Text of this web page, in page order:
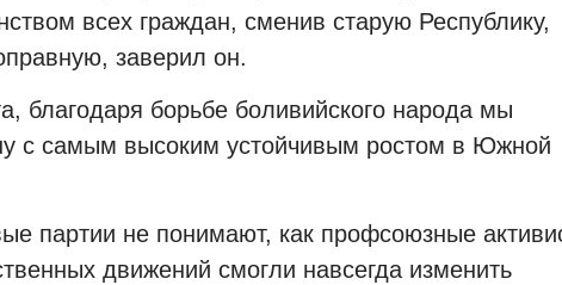
всех граждан, сменив старую Республику,
заверил он.
благодаря борьбе боливийского народа мы
с самым высоким устойчивым ростом в Южной
партии не понимают, как профсоюзные
движений смогли навсегда изменить